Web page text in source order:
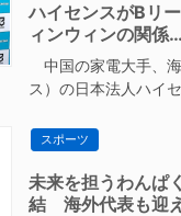
ハイセンスがBリ
ィンウィンの関係…
中国の家電大手、
ス）の日本法人ハイ
スポーツ
未来を担うわんぱ
結 海外代表も迎